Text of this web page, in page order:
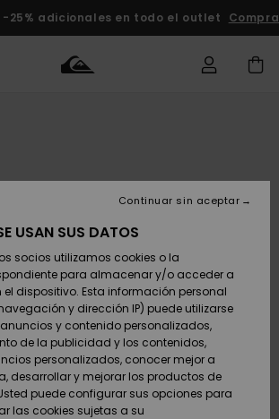
adicionales en todo el outlet Comprar
Zapatos y
chanclas
Surf
Snow
Zapatos y
chanclas
Surf
Snow
Destacados
Snow
Highlights
Comunidad
Snow Niños
Tienda
Snow Mujer
Destacados
Outlet
Mujer
Envio
Devoluciones
Pago
Tarjeta de
regalo
Quiksilver
Freedom
USAN SUS DATOS
socios utilizamos cookies o la
para almacenar y/o acceder a
dispositivo. Esta información personal
y dirección IP) puede utilizarse
y contenido personalizados,
de la publicidad y los contenidos,
personalizados, conocer mejor a
desarrollar y mejorar los productos de
puede configurar sus opciones para
las cookies sujetas a su
Continuar sin aceptar